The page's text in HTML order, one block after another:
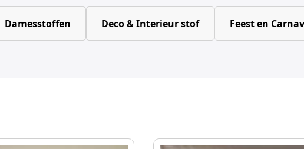
Damesstoffen Deco & Interieur stof Feest en